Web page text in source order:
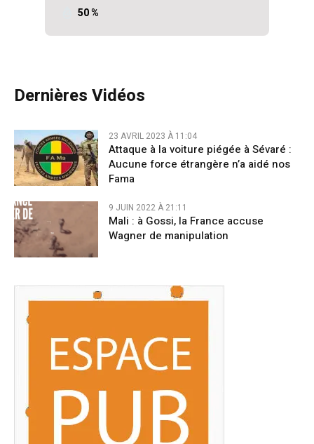
50 %
Dernières Vidéos
23 AVRIL 2023 À 11:04
Attaque à la voiture piégée à Sévaré :
Aucune force étrangère n’a aidé nos
Fama
9 JUIN 2022 À 21:11
Mali : à Gossi, la France accuse
Wagner de manipulation